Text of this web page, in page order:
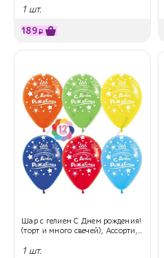
1 шт.
189₽
Шар с гелием С Днем рождения!
(торт и много свечей), Ассорти,...
1 шт.